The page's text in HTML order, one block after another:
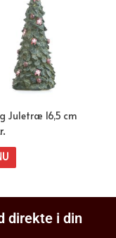
Juletræ 16,5 cm
direkte i din